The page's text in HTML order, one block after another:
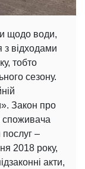
щодо води,
з відходами
тобто
сезону.
Закон про
споживача
–
2018 року,
акти,